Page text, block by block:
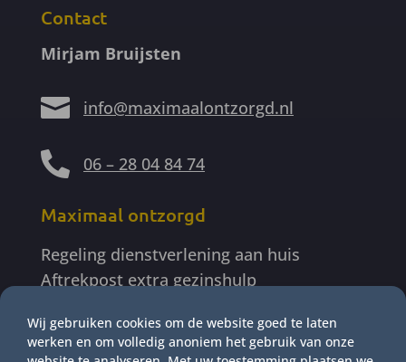
Contact
Mirjam Bruijsten
 info@maximaalontzorgd.nl
 06 – 28 04 84 74
Maximaal ontzorgd
Regeling dienstverlening aan huis
Aftrekpost extra gezinshulp
Algemene Voorwaarden
Wij gebruiken cookies om de website goed te laten
werken en om volledig anoniem het gebruik van onze